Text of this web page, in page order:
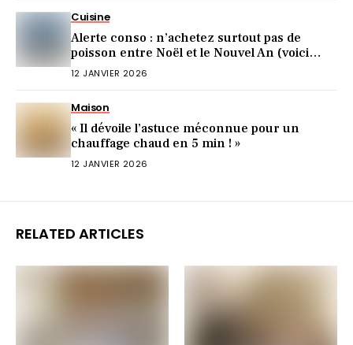
Cuisine
Alerte conso : n’achetez surtout pas de
poisson entre Noël et le Nouvel An (voici
pourquoi)
12 JANVIER 2026
Maison
« Il dévoile l’astuce méconnue pour un
chauffage chaud en 5 min ! »
12 JANVIER 2026
RELATED ARTICLES